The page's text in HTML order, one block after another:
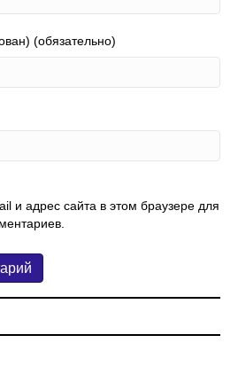
(обязательно)
и адрес сайта в этом браузере для